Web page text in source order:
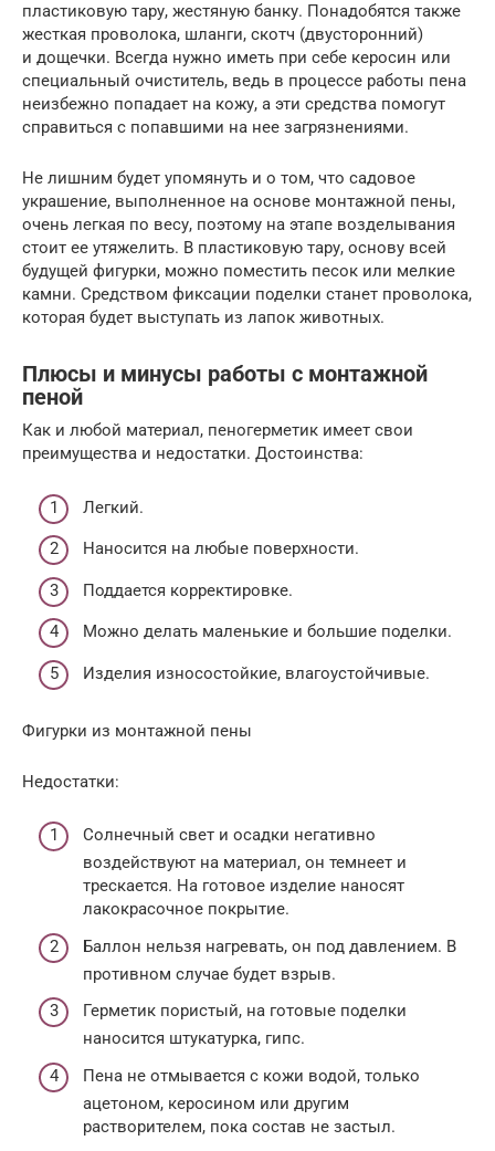
пластиковую тару, жестяную банку. Понадобятся также
жесткая проволока, шланги, скотч (двусторонний)
и дощечки. Всегда нужно иметь при себе керосин или
специальный очиститель, ведь в процессе работы пена
неизбежно попадает на кожу, а эти средства помогут
справиться с попавшими на нее загрязнениями.
Не лишним будет упомянуть и о том, что садовое
украшение, выполненное на основе монтажной пены,
очень легкая по весу, поэтому на этапе возделывания
стоит ее утяжелить. В пластиковую тару, основу всей
будущей фигурки, можно поместить песок или мелкие
камни. Средством фиксации поделки станет проволока,
которая будет выступать из лапок животных.
Плюсы и минусы работы с монтажной
пеной
Как и любой материал, пеногерметик имеет свои
преимущества и недостатки. Достоинства:
Легкий.
Наносится на любые поверхности.
Поддается корректировке.
Можно делать маленькие и большие поделки.
Изделия износостойкие, влагоустойчивые.
Фигурки из монтажной пены
Недостатки:
Солнечный свет и осадки негативно
воздействуют на материал, он темнеет и
трескается. На готовое изделие наносят
лакокрасочное покрытие.
Баллон нельзя нагревать, он под давлением. В
противном случае будет взрыв.
Герметик пористый, на готовые поделки
наносится штукатурка, гипс.
Пена не отмывается с кожи водой, только
ацетоном, керосином или другим
растворителем, пока состав не застыл.